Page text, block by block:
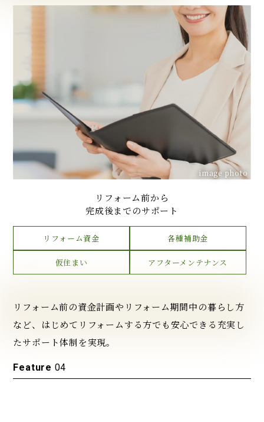
image photo
リフォーム前から
完成後までのサポート
リフォーム資金 各種補助金
仮住まい アフターメンテナンス
リフォーム前の資金計画やリフォーム期間中の暮らし方
など、
はじめてリフォームする方でも安心できる充実し
たサポート体制を実現。
Feature 04